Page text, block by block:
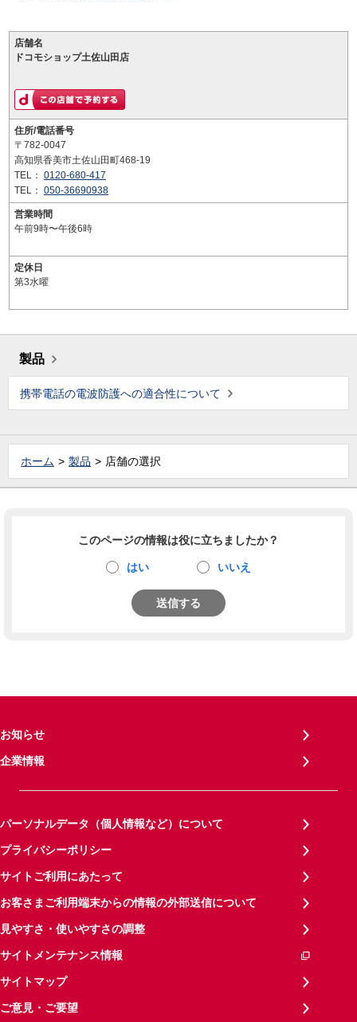
店舗名
ドコモショップ土佐山田店
住所/電話番号
〒782-0047
高知県香美市土佐山田町468-19
TEL： 0120-680-417
TEL： 050-36690938
営業時間
午前9時〜午後6時
定休日
第3水曜
製品
携帯電話の電波防護への適合性について
ホーム 製品 店舗の選択
このページの情報は役に立ちましたか？
はい いいえ
送信する
お知らせ
企業情報
パーソナルデータ（個人情報など）について
プライバシーポリシー
サイトご利用にあたって
お客さまご利用端末からの情報の外部送信について
見やすさ・使いやすさの調整
サイトメンテナンス情報
サイトマップ
ご意見・ご要望